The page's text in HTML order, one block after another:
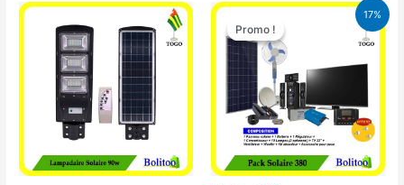
17%
Promo !
Promo !
Le
initial
était :
430.000 CFA.
Le
prix
actuel
355.000